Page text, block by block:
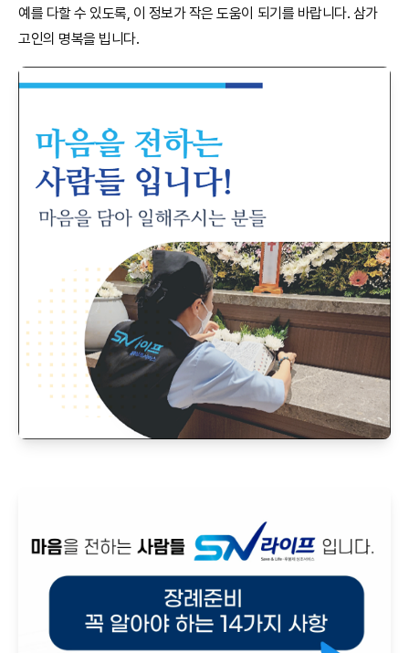
예를 다할 수 있도록, 이 정보가 작은 도움이 되기를 바랍니다. 삼가
고인의 명복을 빕니다.